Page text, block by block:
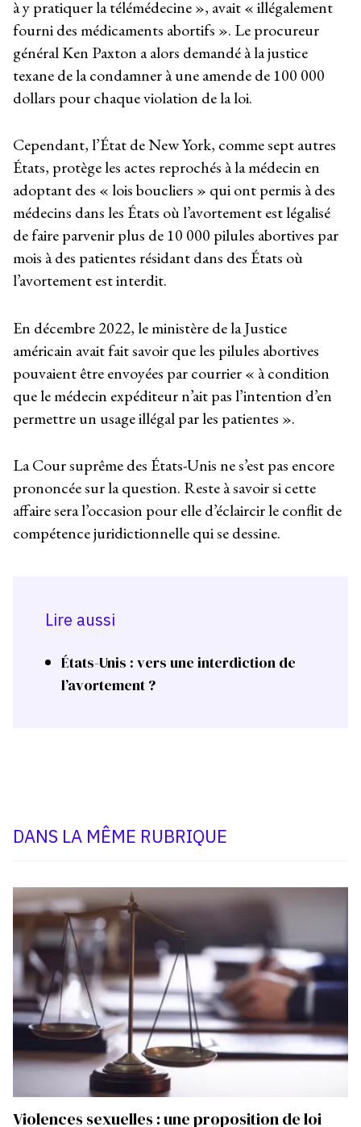
à y pratiquer la télémédecine », avait « illégalement
fourni des médicaments abortifs ». Le procureur
général Ken Paxton a alors demandé à la justice
texane de la condamner à une amende de 100 000
dollars pour chaque violation de la loi.
Cependant, l’État de New York, comme sept autres
États, protège les actes reprochés à la médecin en
adoptant des « lois boucliers » qui ont permis à des
médecins dans les États où l’avortement est légalisé
de faire parvenir plus de 10 000 pilules abortives par
mois à des patientes résidant dans des États où
l’avortement est interdit.
En décembre 2022, le ministère de la Justice
américain avait fait savoir que les pilules abortives
pouvaient être envoyées par courrier « à condition
que le médecin expéditeur n’ait pas l’intention d’en
permettre un usage illégal par les patientes ».
La Cour suprême des États-Unis ne s’est pas encore
prononcée sur la question. Reste à savoir si cette
affaire sera l’occasion pour elle d’éclaircir le conflit de
compétence juridictionnelle qui se dessine.
Lire aussi
États-Unis : vers une interdiction de
l’avortement ?
DANS LA MÊME RUBRIQUE
Violences sexuelles : une proposition de loi